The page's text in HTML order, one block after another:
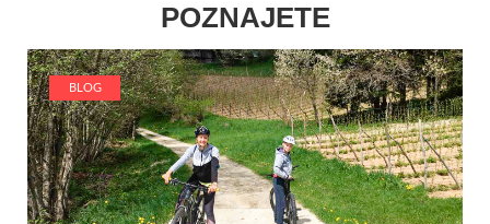
POZNAJETE
BLOG